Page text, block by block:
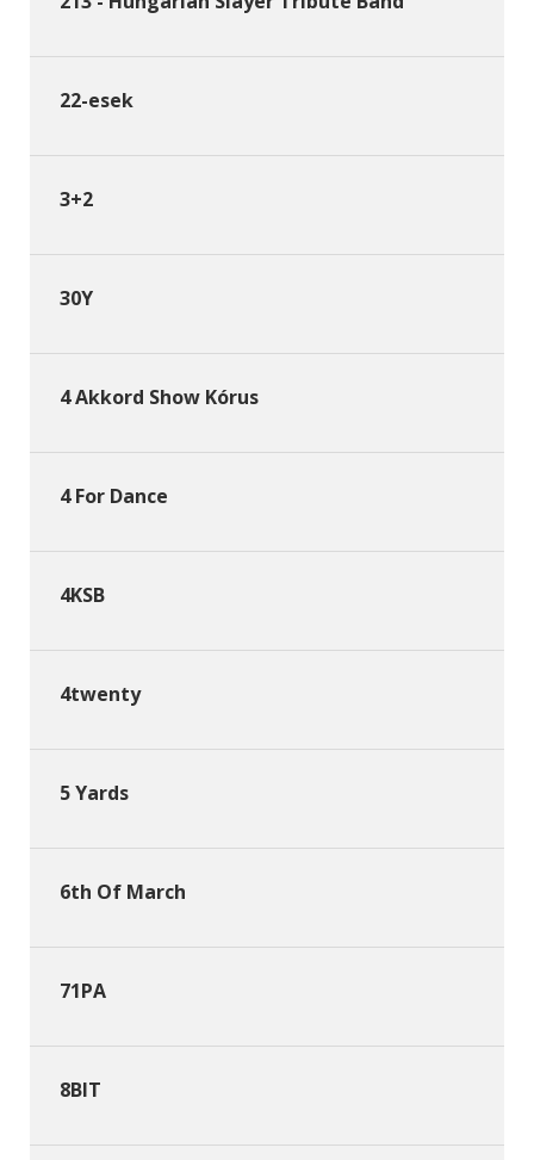
22-esek
3+2
30Y
4 Akkord Show Kórus
4 For Dance
4KSB
4twenty
5 Yards
6th Of March
71PA
8BIT